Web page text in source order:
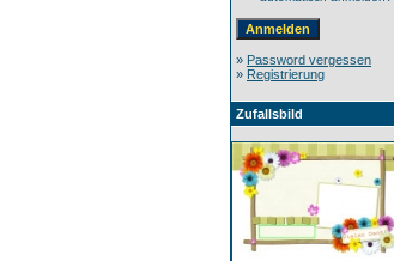
» Password vergessen
» Registrierung
Zufallsbild